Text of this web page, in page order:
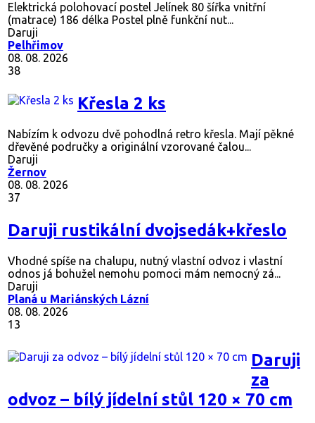
Elektrická polohovací postel Jelínek 80 šířka vnitřní
(matrace) 186 délka Postel plně funkční nut...
Daruji
Pelhřimov
08. 08. 2026
38
Křesla 2 ks
Nabízím k odvozu dvě pohodlná retro křesla. Mají pěkné
dřevěné područky a originální vzorované čalou...
Daruji
Žernov
08. 08. 2026
37
Daruji rustikální dvojsedák+křeslo
Vhodné spíše na chalupu, nutný vlastní odvoz i vlastní
odnos já bohužel nemohu pomoci mám nemocný zá...
Daruji
Planá u Mariánských Lázní
08. 08. 2026
13
Daruji
za
odvoz – bílý jídelní stůl 120 × 70 cm